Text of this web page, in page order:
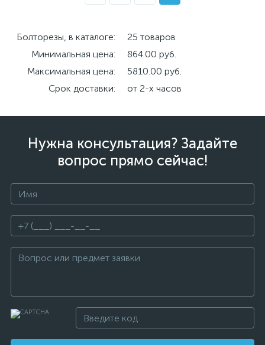
Болторезы, в каталоге:
25 товаров
Минимальная цена:
864.00 руб.
Максимальная цена:
5810.00 руб.
Срок доставки:
от 2-х часов
Нужна консультация? Задайте
вопрос прямо сейчас!